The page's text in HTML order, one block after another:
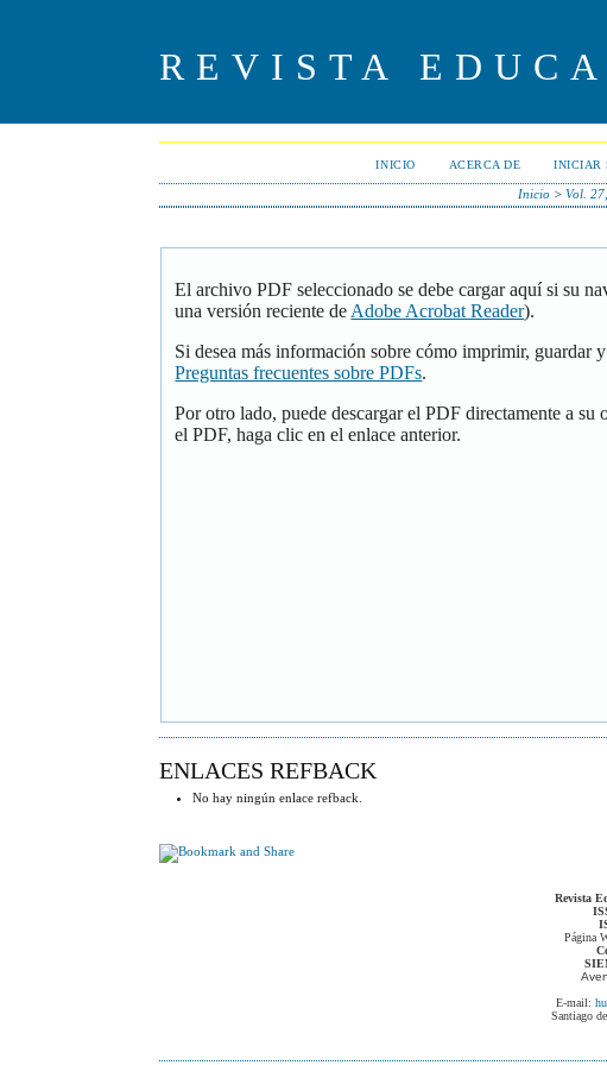
REVISTA
INICIO ACERCA DE INICIAR
Inicio> Vol.
El archivo PDF seleccionado se debe cargar aquí si su
una versión reciente de Adobe Acrobat Reader).
Si desea más información sobre cómo imprimir,
Preguntas frecuentes sobre PDFs.
Por otro lado, puede descargar el PDF directamente a
el PDF, haga clic en el enlace anterior.
ENLACES REFBACK
No hay ningún enlace refback.
Revista
Página
E-mail:
Santiago